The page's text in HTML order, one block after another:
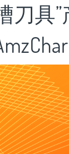
刀具